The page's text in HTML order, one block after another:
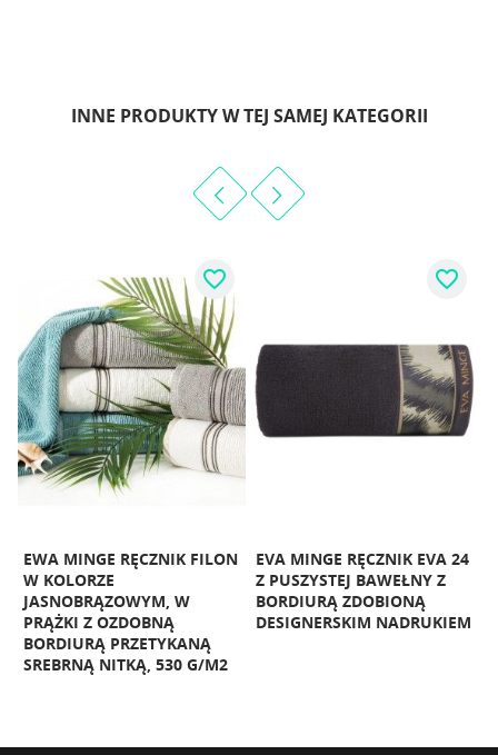
INNE PRODUKTY W TEJ SAMEJ KATEGORII
EWA MINGE RĘCZNIK FILON
W KOLORZE
JASNOBRĄZOWYM, W
PRĄŻKI Z OZDOBNĄ
BORDIURĄ PRZETYKANĄ
SREBRNĄ NITKĄ, 530 G/M2
favorite_border
EVA MINGE RĘCZNIK EVA 24
Z PUSZYSTEJ BAWEŁNY Z
BORDIURĄ ZDOBIONĄ
DESIGNERSKIM NADRUKIEM
favorite_border